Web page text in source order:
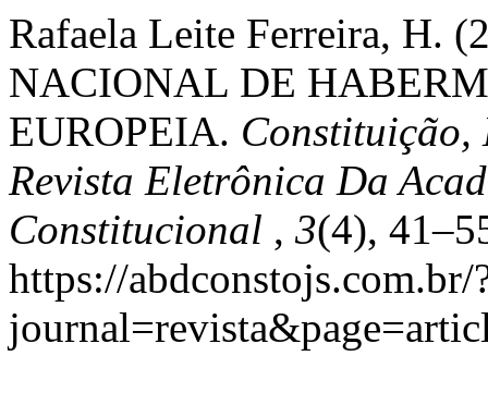
Rafaela Leite Ferreira, H.
NACIONAL DE
EUROPEIA. Constituição,
Revista Eletrônica Da
Constitucional , 3(4),
https://abdconstojs.com.br/